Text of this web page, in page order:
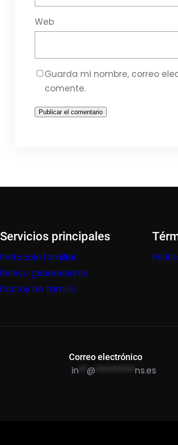
Web
Guarda mi nombre, correo
comente.
Servicios principales
Protocolo familiar
Relevo generacional
Pactos de familia
Correo electrónico
in @ ns.es